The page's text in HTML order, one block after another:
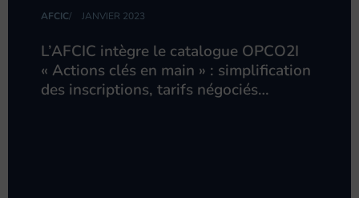
AFCIC/ JANVIER 2023
L’AFCIC intègre le catalogue OPCO2I
« Actions clés en main » : simplification
des inscriptions, tarifs négociés…